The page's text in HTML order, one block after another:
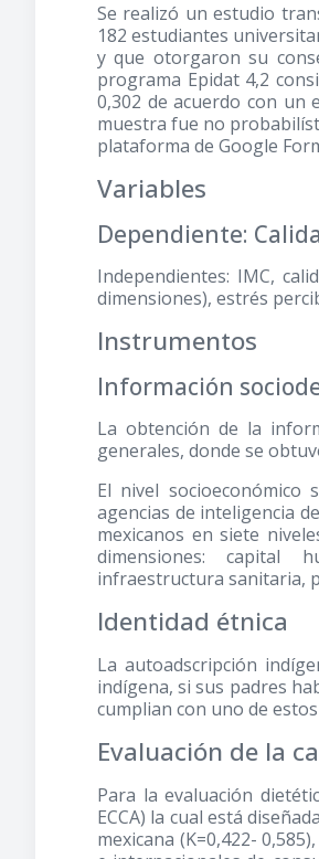
Se realizó un estudio
182 estudiantes
y que otorgaron su
programa Epidat 4,2
0,302 de acuerdo con un
muestra fue no
plataforma de Google
Variables
Dependiente:
Independientes: IMC,
dimensiones), estrés
Instrumentos
Información
La obtención de la
generales, donde se
El nivel socioeconómico
agencias de inteligencia
mexicanos en siete
dimensiones: capital
infraestructura sanitaria,
Identidad étnica
La autoadscripción
indígena, si sus padres
cumplian con uno de
Evaluación de la
Para la evaluación
ECCA) la cual está
mexicana (K=0,422-